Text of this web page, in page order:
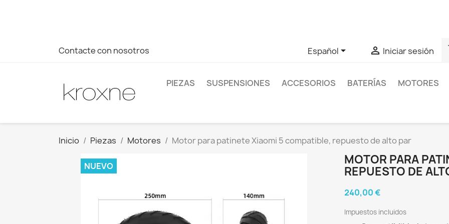
Contacte con nosotros Español  Iniciar sesión
PIEZAS SUSPENSIONES ACCESORIOS BATERÍAS MOTORES
Inicio Piezas Motores Motor para patinete Xiaomi 5 compatible, repuesto de alto par
NUEVO
MOTOR PARA
REPUESTO DE
240,00 €
Impuestos incluidos